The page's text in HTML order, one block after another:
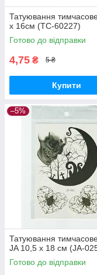
Татуювання
х 16см (TC-60227)
Готово до відправки
4,75 ₴ 5 ₴
Купити
–5%
Татуювання
JA 10,5 х 18 см (JA-
Готово до відправки